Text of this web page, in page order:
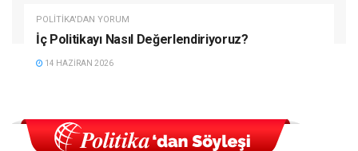
POLITIKA'DAN YORUM
İç Politikayı Nasıl Değerlendiriyoruz?
14 HAZIRAN 2026